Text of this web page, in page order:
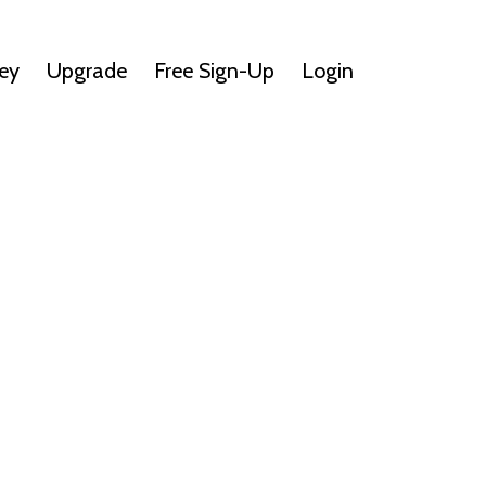
Upgrade Free Sign-Up Login